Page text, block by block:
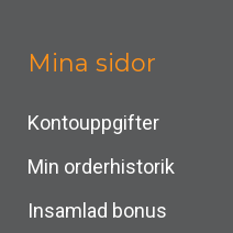
Mina sidor
Kontouppgifter
Min orderhistorik
Insamlad bonus